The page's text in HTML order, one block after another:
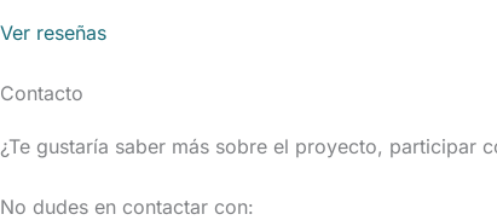
Ver reseñas
Contacto
¿Te gustaría saber más sobre el proyecto, participar
No dudes en contactar con: